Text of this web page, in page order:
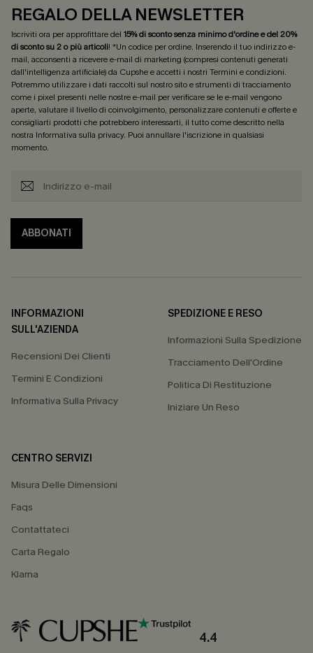
REGALO DELLA NEWSLETTER
Iscriviti ora per approfittare del 15% di sconto senza minimo d'ordine e del 20%
di sconto su 2 o più articoli! *Un codice per ordine. Inserendo il tuo indirizzo e-
mail, acconsenti a ricevere e-mail di marketing (compresi contenuti generati
dall'intelligenza artificiale) da Cupshe e accetti i nostri Termini e condizioni.
Potremmo utilizzare i dati raccolti sul nostro sito e strumenti di tracciamento
come i pixel presenti nelle nostre e-mail per verificare se le e-mail vengono
aperte, valutare il livello di coinvolgimento, personalizzare contenuti e offerte e
consigliarti prodotti che potrebbero interessarti, il tutto come descritto nella
nostra Informativa sulla privacy. Puoi annullare l'iscrizione in qualsiasi
momento.
ABBONATI
INFORMAZIONI
SULL'AZIENDA
Recensioni Dei Clienti
Termini E Condizioni
Informativa Sulla Privacy
SPEDIZIONE E RESO
Informazioni Sulla Spedizione
Tracciamento Dell'Ordine
Politica Di Restituzione
Iniziare Un Reso
CENTRO SERVIZI
Misura Delle Dimensioni
Faqs
Contattateci
Carta Regalo
Klarna
4.4